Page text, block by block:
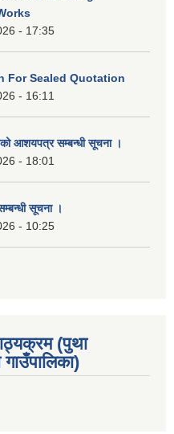
- 17:35
For Sealed Quotation
- 16:11
आशयपत्र सम्बन्धी सूचना ।
- 18:01
सूचना ।
- 10:25
(पुथा